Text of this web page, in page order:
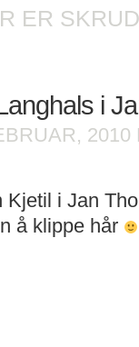
ER
i
2010
Kjetil i Jan
å klippe hår